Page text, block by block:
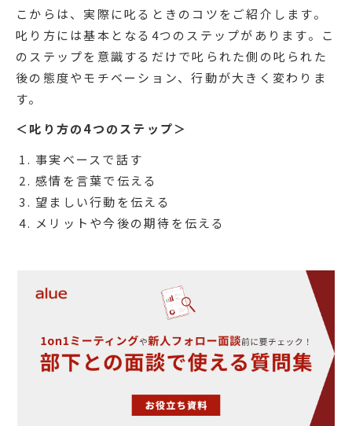
こからは、実際に叱るときのコツをご紹介します。
叱り方には基本となる4つのステップがあります。こ
のステップを意識するだけで叱られた側の叱られた
後の態度やモチベーション、行動が大きく変わりま
す。
＜叱り方の4つのステップ＞
事実ベースで話す
感情を言葉で伝える
望ましい行動を伝える
メリットや今後の期待を伝える